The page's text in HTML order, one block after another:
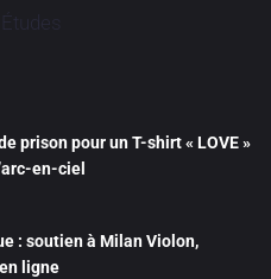
Études
prison pour un T-shirt « LOVE »
en-ciel
: soutien à Milan Violon,
ligne